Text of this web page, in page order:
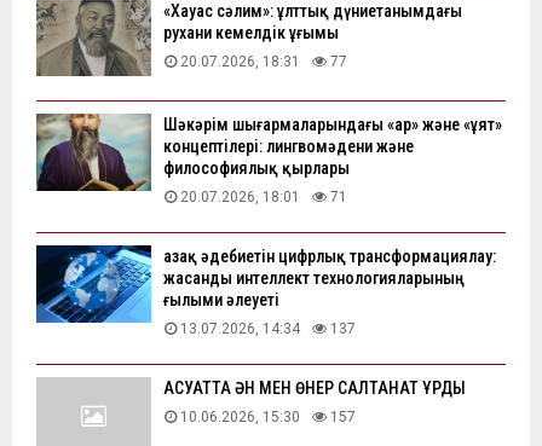
«Хауас сәлим»: ұлттық дүниетанымдағы
рухани кемелдік ұғымы
20.07.2026, 18:31 77
Шәкәрім шығармаларындағы «ар» және «ұят»
концептілері: лингвомәдени және
философиялық қырлары
20.07.2026, 18:01 71
Қазақ әдебиетін цифрлық трансформациялау:
жасанды интеллект технологияларының
ғылыми әлеуеті
13.07.2026, 14:34 137
АҚСУАТТА ӘН МЕН ӨНЕР САЛТАНАТ ҚҰРДЫ
10.06.2026, 15:30 157